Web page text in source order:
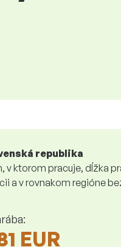
republika
ktorom pracuje, dĺžka
a v rovnakom regióne
EUR